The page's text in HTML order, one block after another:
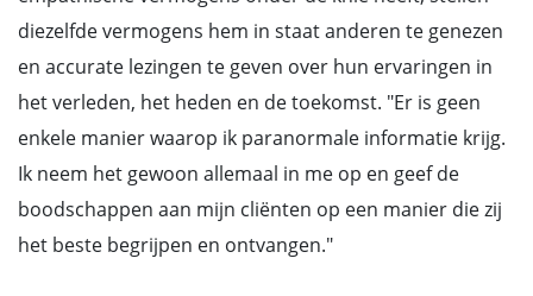
diezelfde vermogens hem in staat anderen te genezen
en accurate lezingen te geven over hun ervaringen in
het verleden, het heden en de toekomst. "Er is geen
enkele manier waarop ik paranormale informatie krijg.
Ik neem het gewoon allemaal in me op en geef de
boodschappen aan mijn cliënten op een manier die zij
het beste begrijpen en ontvangen."